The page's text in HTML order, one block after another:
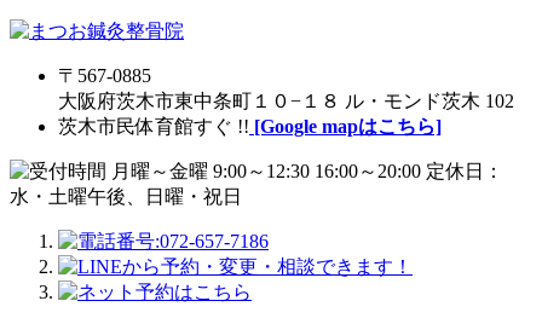
〒567-0885
大阪府茨木市東中条町１０−１８ ル・モンド茨木 102
茨木市民体育館すぐ !! [Google mapはこちら]